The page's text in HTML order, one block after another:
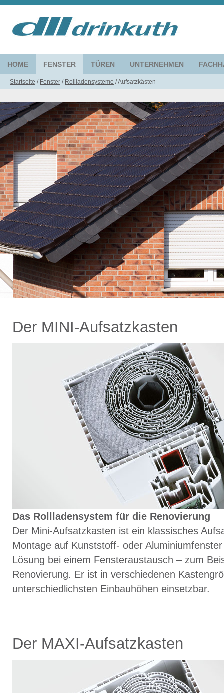
HOME FENSTER TÜREN UNTERNEHMEN
Startseite / Fenster / Rollladensysteme /Aufsatzkästen
Der MINI-Aufsatzkasten
Das Rollladensystem für die Renovierung
Der Mini-Aufsatzkasten ist ein klassisches
Montage auf Kunststoff- oder
Lösung bei einem Fensteraustausch – zum
Renovierung. Er ist in verschiedenen
unterschiedlichsten Einbauhöhen einsetzbar.
Der MAXI-Aufsatzkasten